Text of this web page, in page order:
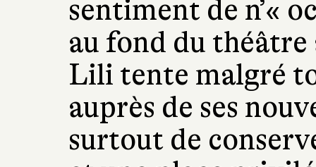
sentiment de n’«
au fond du
Lili tente malgré
auprès de ses
surtout de